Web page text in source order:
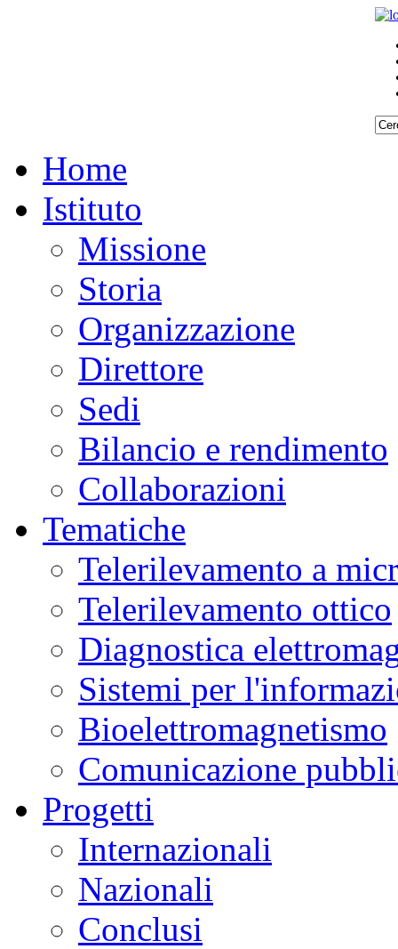
Home
Istituto
Missione
Storia
Organizzazione
Direttore
Sedi
Bilancio e rendimento
Collaborazioni
Tematiche
Telerilevamento a
Telerilevamento ottico
Diagnostica
Sistemi per
Bioelettromagnetismo
Comunicazione
Progetti
Internazionali
Nazionali
Conclusi